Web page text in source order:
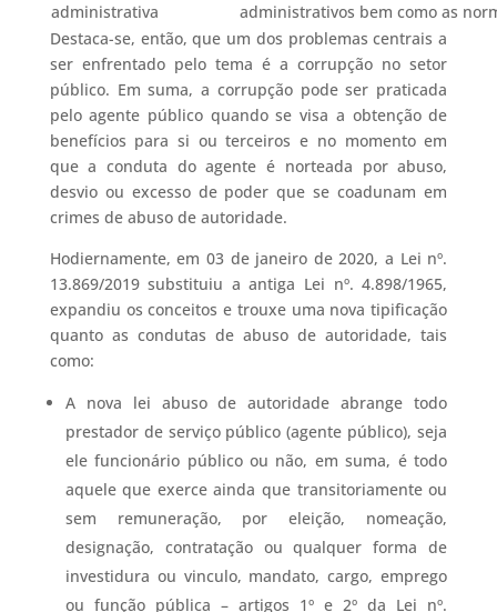
administrativa
administrativos bem como as
Destaca-se, então, que um dos problemas centrais a
ser enfrentado pelo tema é a corrupção no setor
público. Em suma, a corrupção pode ser praticada
pelo agente público quando se visa a obtenção de
benefícios para si ou terceiros e no momento em
que a conduta do agente é norteada por abuso,
desvio ou excesso de poder que se coadunam em
crimes de abuso de autoridade.
Hodiernamente, em 03 de janeiro de 2020, a Lei nº.
13.869/2019 substituiu a antiga Lei nº. 4.898/1965,
expandiu os conceitos e trouxe uma nova tipificação
quanto as condutas de abuso de autoridade, tais
como:
A nova lei abuso de autoridade abrange todo
prestador de serviço público (agente público), seja
ele funcionário público ou não, em suma, é todo
aquele que exerce ainda que transitoriamente ou
sem remuneração, por eleição, nomeação,
designação, contratação ou qualquer forma de
investidura ou vinculo, mandato, cargo, emprego
ou função pública – artigos 1º e 2º da Lei nº.